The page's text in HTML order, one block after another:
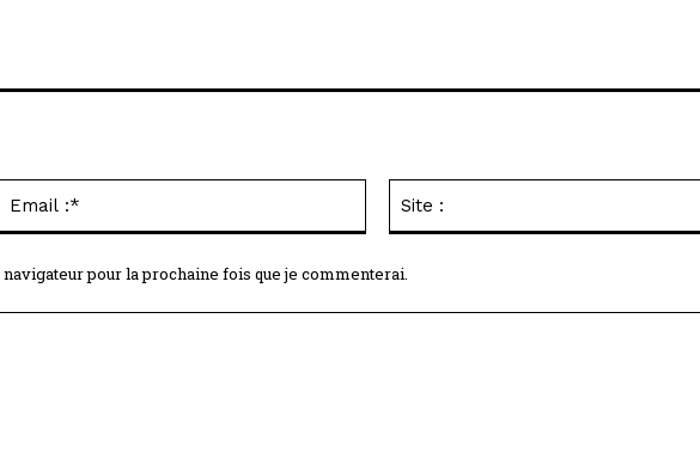
pour la prochaine fois que je commenterai.